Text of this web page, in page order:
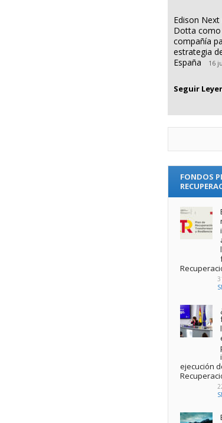
Edison
Dotta como
compañía
estrategia
España
16
Seguir
FONDOS
ejecución